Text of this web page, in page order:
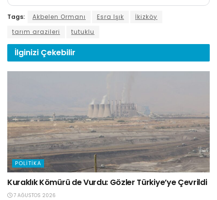
Tags: Akbelen Ormanı Esra Işık
İkizköy
tarım arazileri
tutuklu
İlginizi Çekebilir
POLITIKA
Kuraklık Kömürü de Vurdu: Gözler Türkiye’ye Çevrildi
7 AĞUSTOS 2026